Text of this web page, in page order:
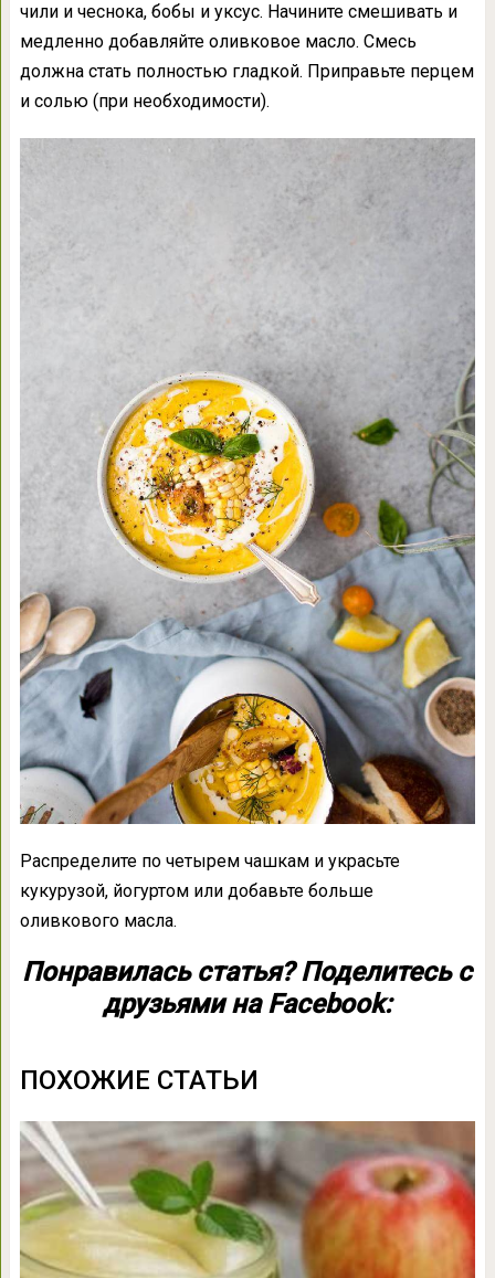
чили и чеснока, бобы и уксус. Начините смешивать и
медленно добавляйте оливковое масло. Смесь
должна стать полностью гладкой. Приправьте перцем
и солью (при необходимости).
Распределите по четырем чашкам и украсьте
кукурузой, йогуртом или добавьте больше
оливкового масла.
Понравилась статья? Поделитесь с
друзьями на Facebook:
ПОХОЖИЕ СТАТЬИ